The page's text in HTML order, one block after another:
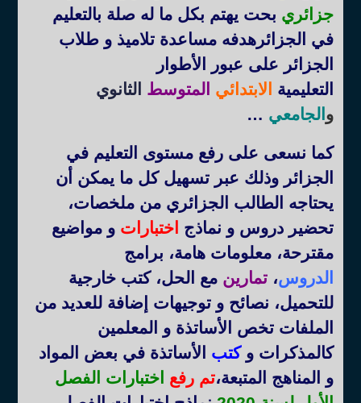
جزائري بحت يهتم بكل ما له صلة بالتعليم
في الجزائرهدفه مساعدة تلاميذ و طلاب
الجزائر على عبور الأطوار
التعليمية
الابتدائي المتوسط الثانوي
و الجامعي …
كما نسعى على رفع مستوى التعليم في
الجزائر وذلك عبر تسهيل كل ما يمكن أن
يحتاجه الطالب الجزائري من ملخصات،
تحضير دروس و نماذج اختباراتو مواضيع
مقترحة، معلومات هامة، برامج
الدروس،تمارينمع الحل، كتب خارجية
للتحميل، نصائح و توجيهات إضافة للعديد من
الملفات تخص الأساتذة و المعلمين
كالمذكرات وكتب الأساتذة في بعض المواد
و المناهج المتبعة،تم رفع اختبارات الفصل